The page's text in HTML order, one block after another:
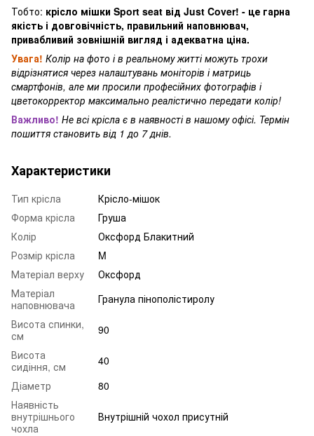
Тобто: крісло мішки Sport seat від Just Cover! - це гарна
якість і довговічність, правильний наповнювач,
привабливий зовнішній вигляд і адекватна ціна.
Увага! Колір на фото і в реальному житті можуть трохи
відрізнятися через налаштувань моніторів і матриць
смартфонів, але ми просили професійних фотографів і
цветокорректор максимально реалістично передати колір!
Важливо! Не всі крісла є в наявності в нашому офісі. Термін
пошиття становить від 1 до 7 днів.
Характеристики
Тип крісла
Крісло-мішок
Форма крісла
Груша
Колір
Оксфорд Блакитний
Розмір крісла
M
Матеріал верху
Оксфорд
Матеріал
наповнювача
Гранула пінополістиролу
Висота спинки,
см
90
Висота
сидіння, см
40
Діаметр
80
Наявність
внутрішнього
чохла
Внутрішній чохол присутній